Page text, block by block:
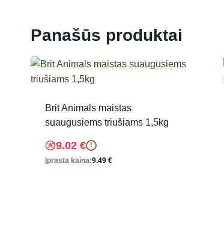
Panašūs produktai
Brit Animals maistas
suaugusiems triušiams 1,5kg
9.02 € !
Įprasta kaina:9.49 €